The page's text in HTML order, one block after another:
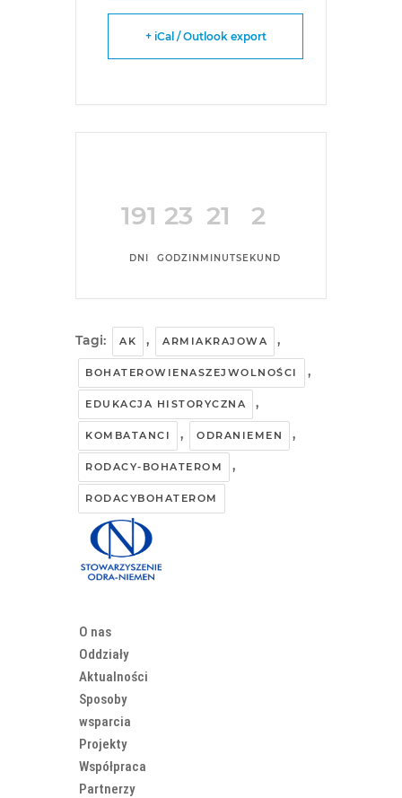
+ iCal / Outlook export
191
DNI
23
GODZIN
21
MINUT
2
SEKUND
Tagi: AK , ARMIAKRAJOWA ,
BOHATEROWIENASZEJWOLNOŚCI ,
EDUKACJA HISTORYCZNA ,
KOMBATANCI , ODRANIEMEN ,
RODACY-BOHATEROM ,
RODACYBOHATEROM
O nas
Oddziały
Aktualności
Sposoby
wsparcia
Projekty
Współpraca
Partnerzy